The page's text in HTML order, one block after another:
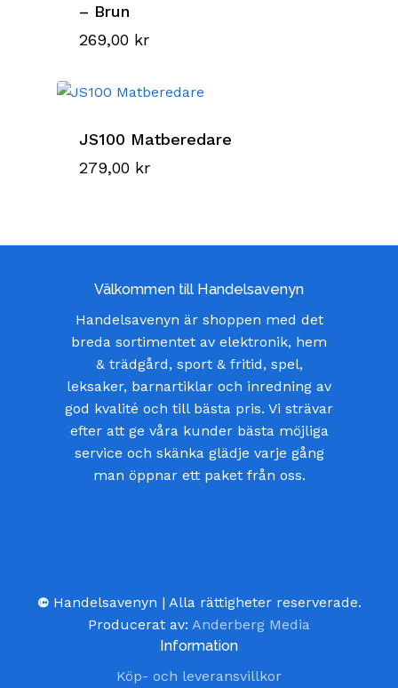
– Brun
269,00 kr
JS100 Matberedare
279,00 kr
Välkommen till Handelsavenyn
Handelsavenyn är shoppen med det
breda sortimentet av elektronik, hem
& trädgård, sport & fritid, spel,
leksaker, barnartiklar och inredning av
god kvalité och till bästa pris. Vi strävar
efter att ge våra kunder bästa möjliga
service och skänka glädje varje gång
man öppnar ett paket från oss.
© Handelsavenyn | Alla rättigheter reserverade.
Producerat av: Anderberg Media
Information
Köp- och leveransvillkor